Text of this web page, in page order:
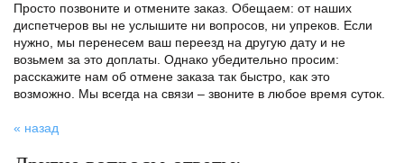
Просто позвоните и отмените заказ. Обещаем: от наших
диспетчеров вы не услышите ни вопросов, ни упреков. Если
нужно, мы перенесем ваш переезд на другую дату и не
возьмем за это доплаты. Однако убедительно просим:
расскажите нам об отмене заказа так быстро, как это
возможно. Мы всегда на связи – звоните в любое время суток.
« назад